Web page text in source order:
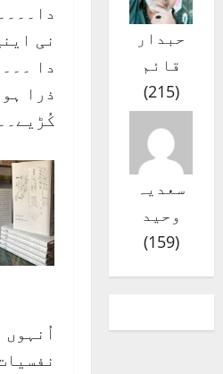
نی
دا
ذرا
حبدار
قائم
(
215
)
سعدیہ
وحید
(
159
)